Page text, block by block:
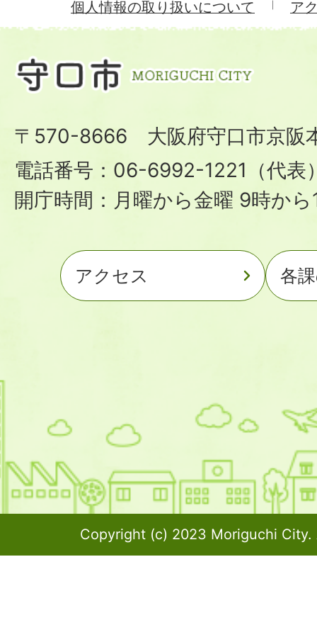
個人情報の取り扱いについて
ア
〒570-8666 大阪府守口市京阪
電話番号：06-6992-1221（代表
開庁時間：月曜から金曜 9時か
アクセス 各
Copyright (c) 2023 Moriguchi City.